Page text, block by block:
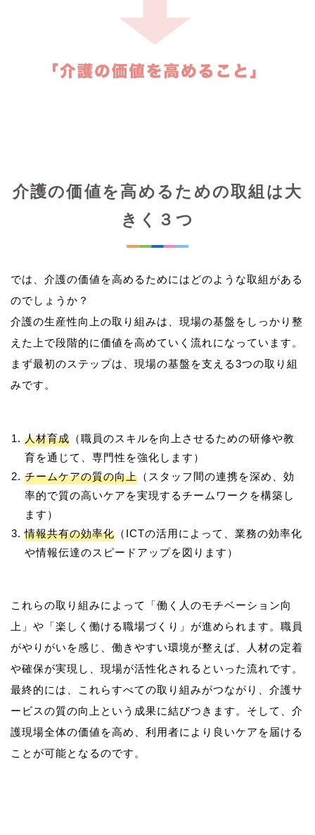
介護の価値を高めるための取組は大
きく３つ
では、介護の価値を高めるためにはどのような取組がある
のでしょうか？
介護の生産性向上の取り組みは、現場の基盤をしっかり整
えた上で段階的に価値を高めていく流れになっています。
まず最初のステップは、現場の基盤を支える3つの取り組
人材育成 （職員のスキルを向上させるための研修や教
育を通じて、専門性を強化します）
チームケアの質の向上 （スタッフ間の連携を深め、効
率的で質の高いケアを実現するチームワークを構築し
ます）
情報共有の効率化 （ICTの活用によって、業務の効率化
や情報伝達のスピードアップを図ります）
これらの取り組みによって「働く人のモチベーション向
上」や「楽しく働ける職場づくり」が進められます。職員
がやりがいを感じ、働きやすい環境が整えば、人材の定着
や確保が実現し、現場が活性化されるといった流れです。
最終的には、これらすべての取り組みがつながり、介護サ
ービスの質の向上という成果に結びつきます。そして、介
護現場全体の価値を高め、利用者により良いケアを届ける